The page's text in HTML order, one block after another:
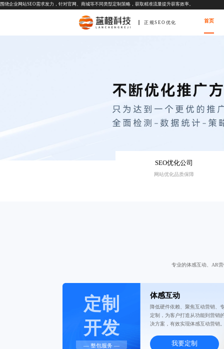
围绕企业网站SEO需求发力，针对官网、商城等不同类型定制策略，获取精准流量提升获客效率。
正规SEO优化 首页
SEO优化公司
网站优化品质保障
专业的体感互动、AR
定制
开发
— 整包服务 —
体感互动
降低硬件依赖、聚焦互动营销、
定制，为客户打造从功能到营销
决方案，有效实现体感互动营销
我要定制